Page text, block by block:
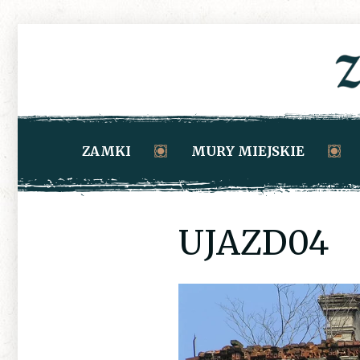
ZAMKI MURY MIEJSKIE
UJAZD04